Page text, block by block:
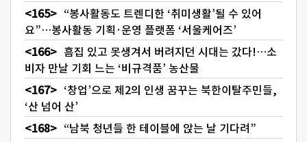
“봉사활동도 트렌디한 ‘취미생활’될 수 있어
요”…봉사활동 기획·운영 플랫폼 ‘서울케어즈’
흠집 있고 못생겨서 버려지던 시대는 갔다!…소
비자 만날 기회 느는 ‘비규격품’ 농산물
‘창업’으로 제2의 인생 꿈꾸는 북한이탈주민들,
‘산 넘어 산’
“남북 청년들 한 테이블에 앉는 날 기다려”